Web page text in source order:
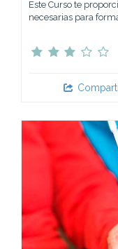
Este Curso te
necesarias para